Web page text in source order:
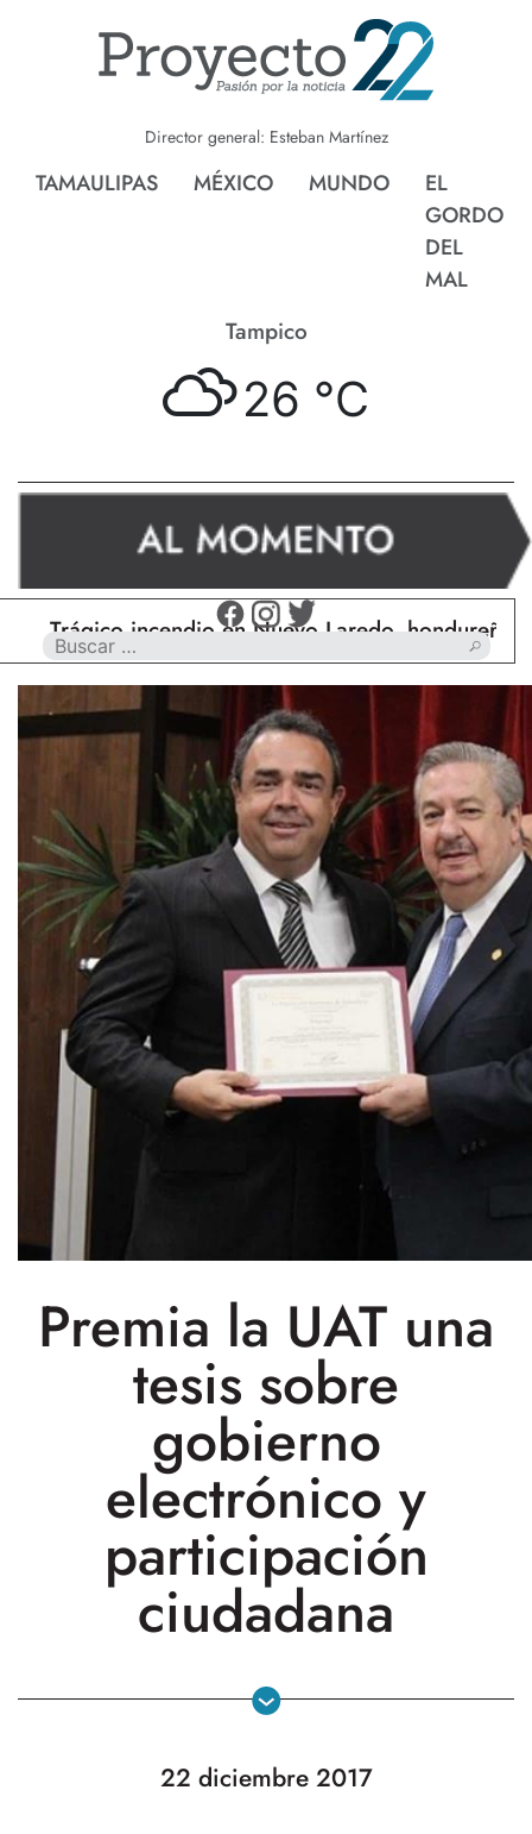
Director general: Esteban Martínez
TAMAULIPAS MÉXICO MUNDO
EL
GORDO
DEL
MAL
Tampico
26 °C
incendio en Nuevo Laredo, hondureño
Premia la UAT una
tesis sobre
gobierno
electrónico y
participación
ciudadana
22 diciembre 2017